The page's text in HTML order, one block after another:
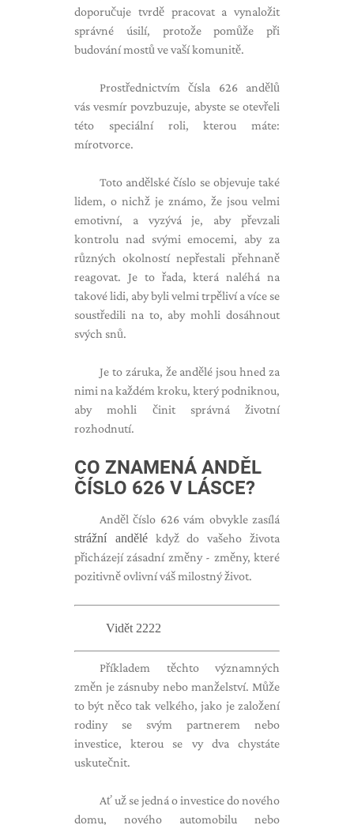
doporučuje tvrdě pracovat a vynaložit
správné úsilí, protože pomůže při
budování mostů ve vaší komunitě.
Prostřednictvím čísla 626 andělů
vás vesmír povzbuzuje, abyste se otevřeli
této speciální roli, kterou máte:
mírotvorce.
Toto andělské číslo se objevuje také
lidem, o nichž je známo, že jsou velmi
emotivní, a vyzývá je, aby převzali
kontrolu nad svými emocemi, aby za
různých okolností nepřestali přehnaně
reagovat. Je to řada, která naléhá na
takové lidi, aby byli velmi trpěliví a více se
soustředili na to, aby mohli dosáhnout
svých snů.
Je to záruka, že andělé jsou hned za
nimi na každém kroku, který podniknou,
aby mohli činit správná životní
rozhodnutí.
CO ZNAMENÁ ANDĚL
ČÍSLO 626 V LÁSCE?
Anděl číslo 626 vám obvykle zasílá
strážní andělékdyž do vašeho života
přicházejí zásadní změny - změny, které
pozitivně ovlivní váš milostný život.
Vidět 2222
Příkladem těchto významných
změn je zásnuby nebo manželství. Může
to být něco tak velkého, jako je založení
rodiny se svým partnerem nebo
investice, kterou se vy dva chystáte
uskutečnit.
Ať už se jedná o investice do nového
domu, nového automobilu nebo